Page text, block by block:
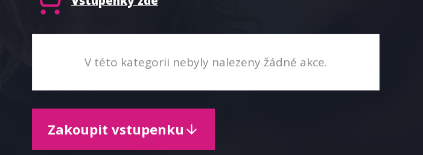
V této kategorii nebyly nalezeny žádné akce.
Zakoupit vstupenku